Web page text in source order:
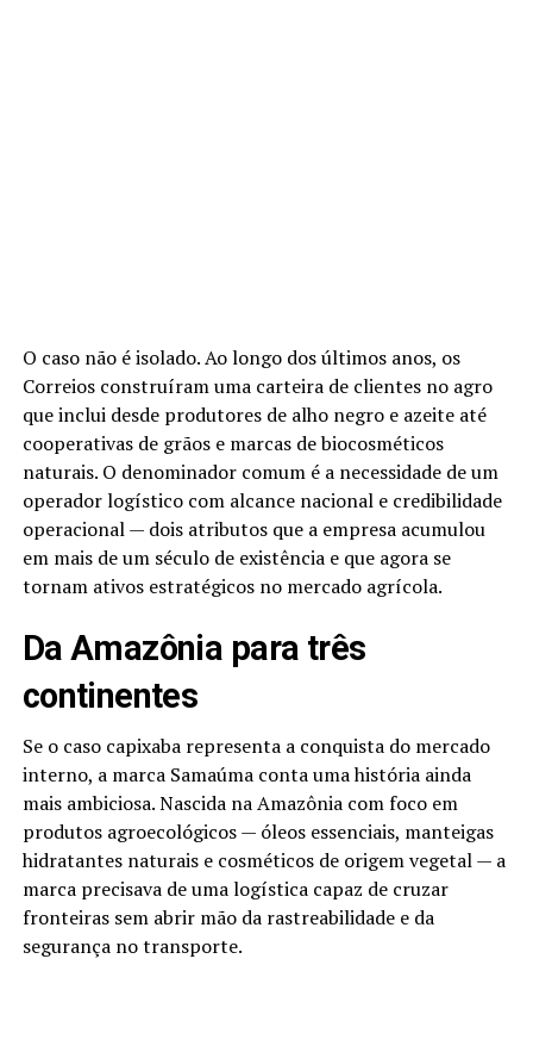
O caso não é isolado. Ao longo dos últimos anos, os
Correios construíram uma carteira de clientes no agro
que inclui desde produtores de alho negro e azeite até
cooperativas de grãos e marcas de biocosméticos
naturais. O denominador comum é a necessidade de um
operador logístico com alcance nacional e credibilidade
operacional — dois atributos que a empresa acumulou
em mais de um século de existência e que agora se
tornam ativos estratégicos no mercado agrícola.
Da Amazônia para três
continentes
Se o caso capixaba representa a conquista do mercado
interno, a marca Samaúma conta uma história ainda
mais ambiciosa. Nascida na Amazônia com foco em
produtos agroecológicos — óleos essenciais, manteigas
hidratantes naturais e cosméticos de origem vegetal — a
marca precisava de uma logística capaz de cruzar
fronteiras sem abrir mão da rastreabilidade e da
segurança no transporte.